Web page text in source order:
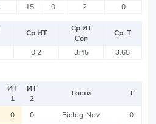
15 0 2 0
Ср ИТ
Ср ИТ
Соп
Ср. Т
0.2 3.45 3.65
ИТ
1
ИТ
2
Гости Т
0 0 Biolog-Nov 0